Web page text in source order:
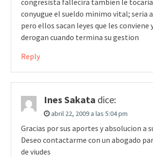
congresista fallecira tambien le tocaria
conyugue el sueldo minimo vital; seria
pero ellos sacan leyes que les conviene
derogan cuando termina su gestion
Reply
Ines Sakata dice:
abril 22, 2009 a las 5:04 pm
Gracias por sus aportes y absolucion a
Deseo contactarme con un abogado
de viudes